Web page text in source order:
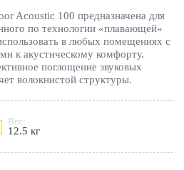
Acoustic 100 предназначена для
по технологии «плавающей»
в любых помещениях с
к акустическому комфорту.
поглощение звуковых
волокнистой структуры.
Вес:
12.5 кг